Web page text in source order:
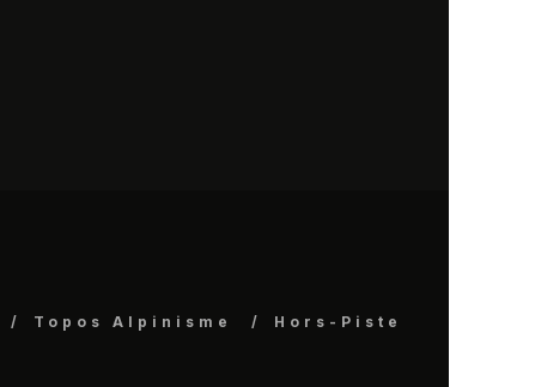
Topos Alpinisme
Hors-Piste